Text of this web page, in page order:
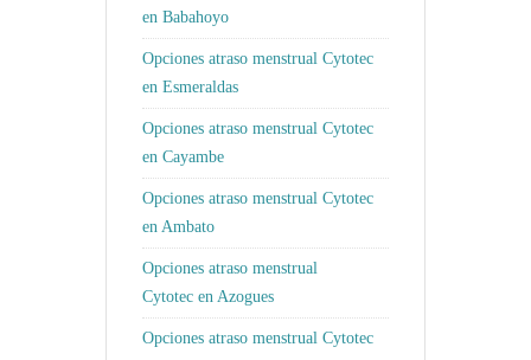
en Babahoyo
Opciones atraso menstrual Cytotec
en Esmeraldas
Opciones atraso menstrual Cytotec
en Cayambe
Opciones atraso menstrual Cytotec
en Ambato
Opciones atraso menstrual
Cytotec en Azogues
Opciones atraso menstrual Cytotec